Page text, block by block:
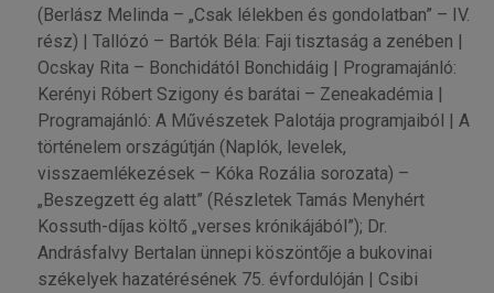
(Berlász Melinda – „Csak lélekben és gondolatban” – IV.
rész) | Tallózó – Bartók Béla: Faji tisztaság a zenében |
Ocskay Rita – Bonchidától Bonchidáig | Programajánló:
Kerényi Róbert Szigony és barátai – Zeneakadémia |
Programajánló: A Művészetek Palotája programjaiból | A
történelem országútján (Naplók, levelek,
visszaemlékezések – Kóka Rozália sorozata) –
„Beszegzett ég alatt” (Részletek Tamás Menyhért
Kossuth-díjas költő „verses krónikájából”); Dr.
Andrásfalvy Bertalan ünnepi köszöntője a bukovinai
székelyek hazatérésének 75. évfordulóján | Csibi